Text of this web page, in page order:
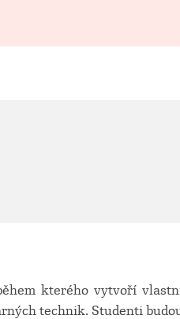
kterého vytvoří
technik. Studenti